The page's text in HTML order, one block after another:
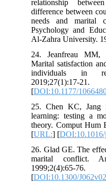
relationship
difference between
needs and
Psychology and
Al-Zahra University.
24. Jeanfreau
Marital satisfaction
individuals in
[DOI:10.1177/
25. Chen KC,
learning: testing a
theory. Comput
[URL:] [
26. Glad GE. The
marital conflict.
[DOI:10.1300/